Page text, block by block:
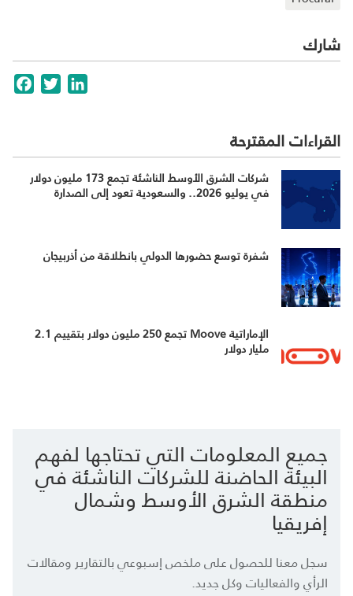
شارك
TwitterLinkedIn
القراءات المقترحة
شركات الشرق الأوسط الناشئة تجمع 173 مليون دولار
في يوليو 2026.. والسعودية تعود إلى الصدارة
شفرة توسع حضورها الدولي بانطلاقة من أذربيجان
الإماراتية Moove تجمع 250 مليون دولار بتقييم 2.1
مليار دولار
جميع المعلومات التي تحتاجها لفهم
البيئة الحاضنة للشركات الناشئة في
منطقة الشرق الأوسط وشمال
إفريقيا
سجل معنا للحصول على ملخص إسبوعي بالتقارير ومقالات
الرأي والفعاليات وكل جديد.